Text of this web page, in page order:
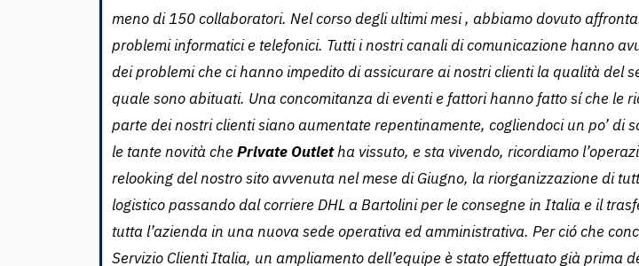
meno di 150 collaboratori. Nel corso degli ultimi mesi , abbiamo dovuto
problemi informatici e telefonici. Tutti i nostri canali di comunicazione hanno
dei problemi che ci hanno impedito di assicurare ai nostri clienti la qualità del
quale sono abituati. Una concomitanza di eventi e fattori hanno fatto sí che le
parte dei nostri clienti siano aumentate repentinamente, cogliendoci un po’ di
le tante novità chePrivate Outletha vissuto, e sta vivendo, ricordiamo
relooking del nostro sito avvenuta nel mese di Giugno, la riorganizzazione di
logistico passando dal corriere DHL a Bartolini per le consegne in Italia e il
tutta l’azienda in una nuova sede operativa ed amministrativa. Per ció che
Servizio Clienti Italia, un ampliamento dell’equipe è stato effettuato già prima